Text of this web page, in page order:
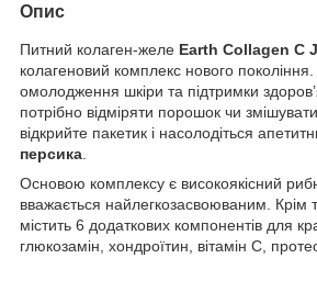
Опис
Питний колаген-желе Earth Collagen C
колагеновий комплекс нового
омолодження шкіри та підтримки
потрібно відміряти порошок чи
відкрийте пакетик і насолодіться
персика
Основою комплексу є високоякісний
вважається найлегкозасвоюваним. Крім
містить 6 додаткових компонентів для
глюкозамін, хондроїтин, вітамін С,